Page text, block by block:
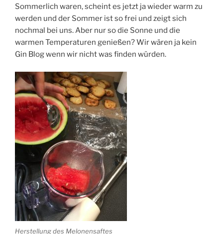
Sommerlich waren, scheint es jetzt ja wieder warm zu
werden und der Sommer ist so frei und zeigt sich
nochmal bei uns. Aber nur so die Sonne und die
warmen Temperaturen genießen? Wir wären ja kein
Gin Blog wenn wir nicht was finden würden.
Herstellung des Melonensaftes